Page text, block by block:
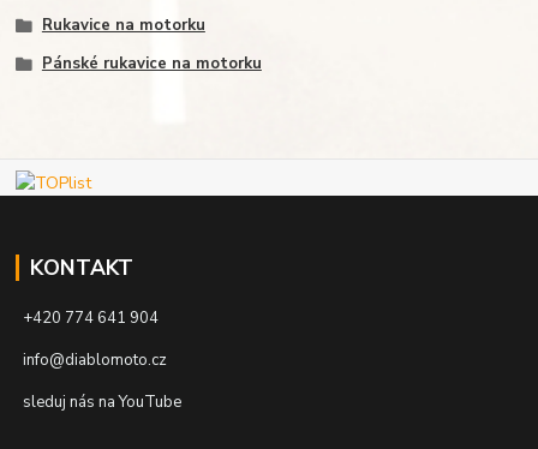
Rukavice na motorku
Pánské rukavice na motorku
KONTAKT
+420 774 641 904
info@diablomoto.cz
sleduj nás na YouTube